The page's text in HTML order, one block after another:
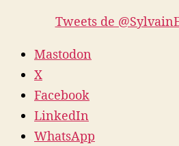
Tweets de
Mastodon
X
Facebook
LinkedIn
WhatsApp